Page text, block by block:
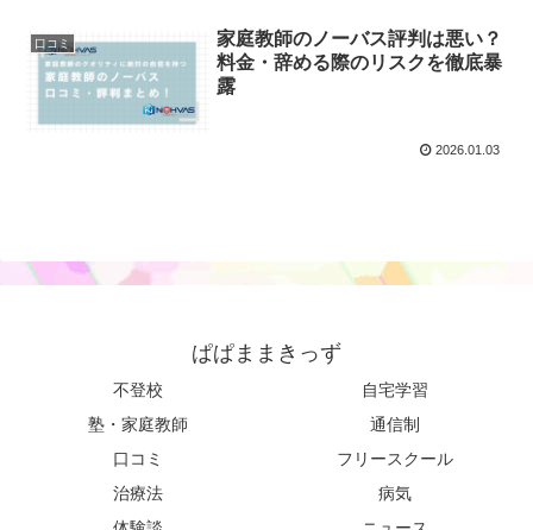
口コミ
家庭教師のノーバス評判は悪い？
料金・辞める際のリスクを徹底暴
露
2026.01.03
ぱぱままきっず
不登校
自宅学習
塾・家庭教師
通信制
口コミ
フリースクール
治療法
病気